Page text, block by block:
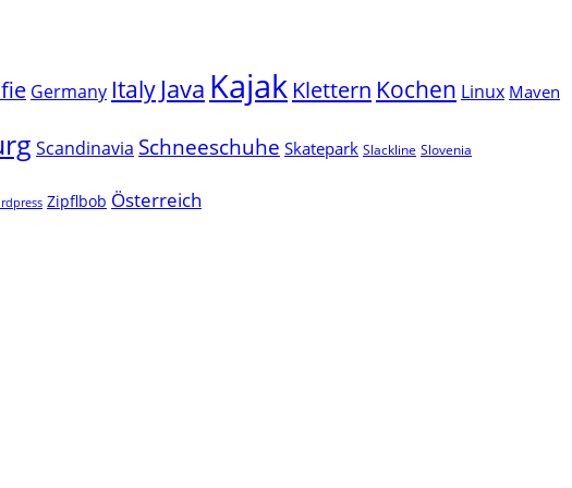
Germany Italy Java Kajak Klettern Kochen Linux Maven
Scandinavia Schneeschuhe Skatepark Slackline Slovenia
Zipflbob Österreich